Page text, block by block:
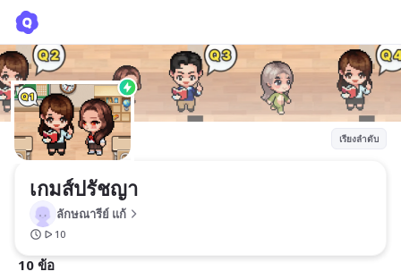
เรียงลำดับ
เกมส์ปรัชญา
ลักษณารีย์ แก้
10
10 ข้อ